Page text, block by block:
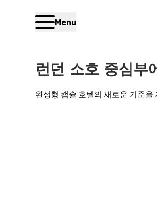
Menu
런던 소호 중심
완성형 캡슐 호텔의 새로운 기준을